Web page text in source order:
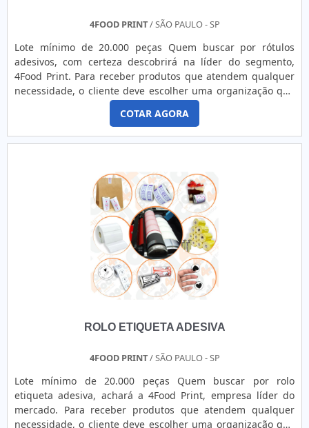
4FOOD PRINT/ SÃO PAULO - SP
Lote mínimo de 20.000 peças Quem buscar por rótulos
adesivos, com certeza descobrirá na líder do segmento,
4Food Print. Para receber produtos que atendem qualquer
necessidade, o cliente deve escolher uma organização que
se destaque por um bom suporte pré-venda e tenha ampla
experiência no ramo.MAIS DETALHES INTERESSANTES
SOBRE RÓTULOS ADESIVOSQuem precisa de rótulos
adesivos em uma empresa comprometida com seus
COTAR AGORA
ROLO ETIQUETA ADESIVA
4FOOD PRINT/ SÃO PAULO - SP
Lote mínimo de 20.000 peças Quem buscar por rolo
etiqueta adesiva, achará a 4Food Print, empresa líder do
mercado. Para receber produtos que atendem qualquer
necessidade, o cliente deve escolher uma organização que